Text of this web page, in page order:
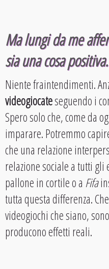
Ma lungi da me
sia una cosa
Niente fraintendimenti.
videogiocateseguendo i
Spero solo che, come da
imparare. Potremmo
che una relazione
relazione sociale a tutti gli
pallone in cortile o a Fifa
tutta questa differenza.
videogiochi che siano,
producono effetti reali.